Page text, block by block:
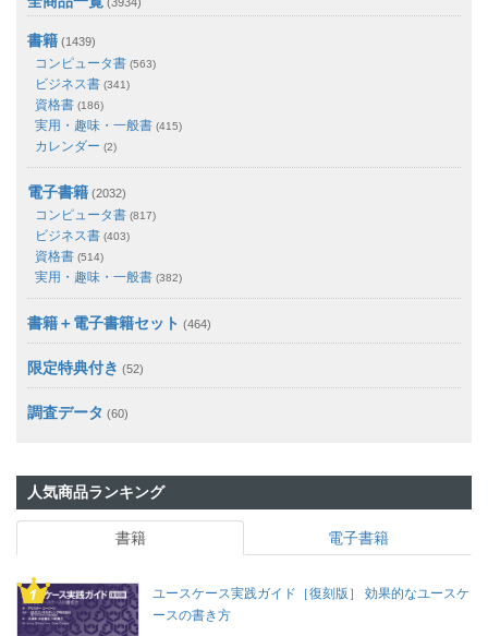
書籍 (1439)
コンピュータ書 (563)
ビジネス書 (341)
資格書 (186)
実用・趣味・一般書 (415)
カレンダー (2)
電子書籍 (2032)
コンピュータ書 (817)
ビジネス書 (403)
資格書 (514)
実用・趣味・一般書 (382)
書籍＋電子書籍セット (464)
限定特典付き (52)
調査データ (60)
人気商品ランキング
書籍 電子書籍
ユースケース実践ガイド［復刻版］ 効果的なユースケ
ースの書き方